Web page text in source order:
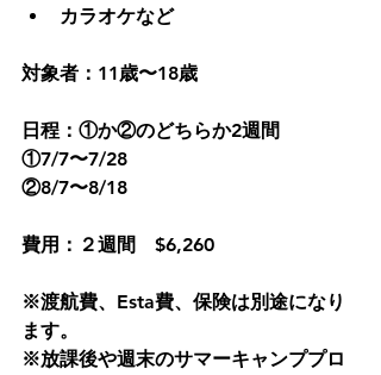
カラオケなど
対象者：11歳〜18歳
日程：①か②のどちらか2週間
①7/7〜7/28
②8/7〜8/18
費用：２週間　$6,260
※渡航費、Esta費、保険は別途になり
ます。
※放課後や週末のサマーキャンププロ